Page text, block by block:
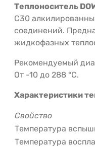
Теплоноситель
С30
соединений.
жидкофазных
Рекомендуемый
От -10 до 288 °С.
Характеристики
Свойство
Температура
Температура